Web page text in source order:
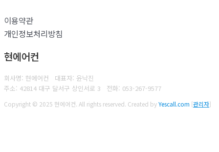
이용약관
개인정보처리방침
현에어컨
회사명: 현에어컨 대표자: 윤낙진
주소: 42814 대구 달서구 상인서로 3 전화: 053-267-9577
Copyright © 2025 현에어컨. All rights reserved. Created byYescall.com [관리자]